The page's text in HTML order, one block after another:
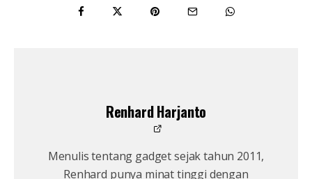
Renhard Harjanto
Menulis tentang gadget sejak tahun 2011,
Renhard punya minat tinggi dengan